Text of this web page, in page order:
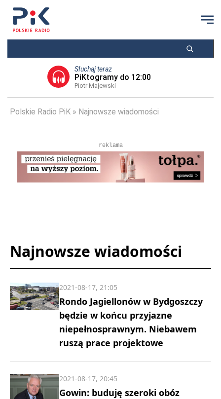
Słuchaj teraz
PiKtogramy do 12:00
Piotr Majewski
Polskie Radio PiK Najnowsze wiadomości
reklama
Najnowsze wiadomości
Rondo Jagiellonów w Bydgoszczy
będzie w końcu przyjazne
niepełnosprawnym. Niebawem
ruszą prace projektowe
2021-08-17, 21:05
Gowin: buduję szeroki obóz
2021-08-17, 20:45